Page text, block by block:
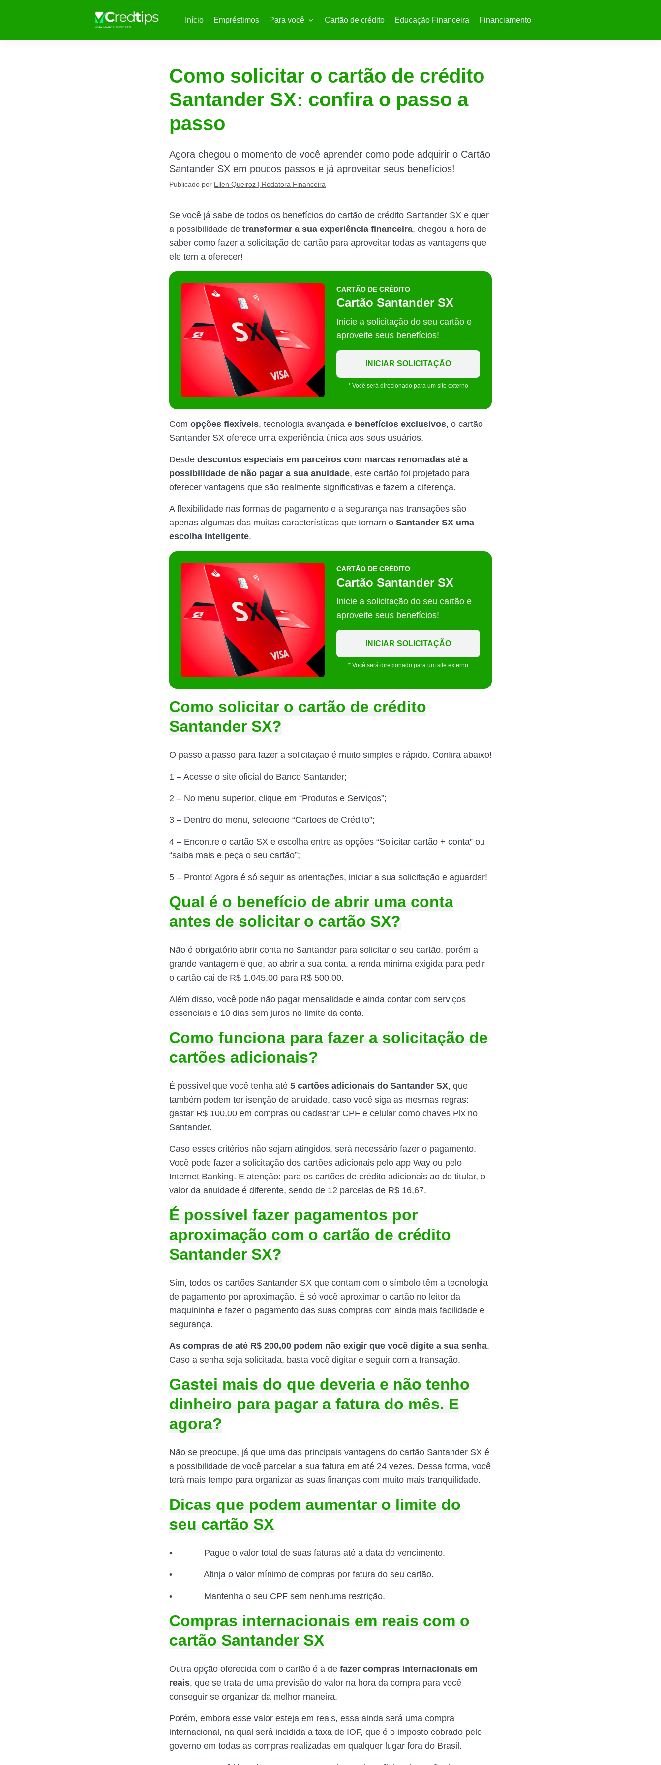
Início Empréstimos Para você Cartão de crédito Educação Financeira Financiamento
Como solicitar o cartão de crédito
Santander SX: confira o passo a
passo
Agora chegou o momento de você aprender como pode adquirir o Cartão
Santander SX em poucos passos e já aproveitar seus benefícios!
Publicado por Ellen Queiroz | Redatora Financeira
Se você já sabe de todos os benefícios do cartão de crédito Santander SX e quer
a possibilidade de transformar a sua experiência financeira, chegou a hora de
saber como fazer a solicitação do cartão para aproveitar todas as vantagens que
ele tem a oferecer!
CARTÃO DE CRÉDITO
Cartão Santander SX
Inicie a solicitação do seu cartão e
aproveite seus benefícios!
INICIAR SOLICITAÇÃO
* Você será direcionado para um site externo
Com opções flexíveis, tecnologia avançada e benefícios exclusivos, o cartão
Santander SX oferece uma experiência única aos seus usuários.
Desde descontos especiais em parceiros com marcas renomadas até a
possibilidade de não pagar a sua anuidade, este cartão foi projetado para
oferecer vantagens que são realmente significativas e fazem a diferença.
A flexibilidade nas formas de pagamento e a segurança nas transações são
apenas algumas das muitas características que tornam o Santander SX uma
escolha inteligente.
CARTÃO DE CRÉDITO
Cartão Santander SX
Inicie a solicitação do seu cartão e
aproveite seus benefícios!
INICIAR SOLICITAÇÃO
* Você será direcionado para um site externo
Como solicitar o cartão de crédito
Santander SX?
O passo a passo para fazer a solicitação é muito simples e rápido. Confira abaixo!
1 – Acesse o site oficial do Banco Santander;
2 – No menu superior, clique em “Produtos e Serviços”;
3 – Dentro do menu, selecione “Cartões de Crédito”;
4 – Encontre o cartão SX e escolha entre as opções “Solicitar cartão + conta” ou
“saiba mais e peça o seu cartão”;
5 – Pronto! Agora é só seguir as orientações, iniciar a sua solicitação e aguardar!
Qual é o benefício de abrir uma conta
antes de solicitar o cartão SX?
Não é obrigatório abrir conta no Santander para solicitar o seu cartão, porém a
grande vantagem é que, ao abrir a sua conta, a renda mínima exigida para pedir
o cartão cai de R$ 1.045,00 para R$ 500,00.
Além disso, você pode não pagar mensalidade e ainda contar com serviços
essenciais e 10 dias sem juros no limite da conta.
Como funciona para fazer a solicitação de
cartões adicionais?
É possível que você tenha até 5 cartões adicionais do Santander SX, que
também podem ter isenção de anuidade, caso você siga as mesmas regras:
gastar R$ 100,00 em compras ou cadastrar CPF e celular como chaves Pix no
Santander.
Caso esses critérios não sejam atingidos, será necessário fazer o pagamento.
Você pode fazer a solicitação dos cartões adicionais pelo app Way ou pelo
Internet Banking. E atenção: para os cartões de crédito adicionais ao do titular, o
valor da anuidade é diferente, sendo de 12 parcelas de R$ 16,67.
É possível fazer pagamentos por
aproximação com o cartão de crédito
Santander SX?
Sim, todos os cartões Santander SX que contam com o símbolo têm a tecnologia
de pagamento por aproximação. É só você aproximar o cartão no leitor da
maquininha e fazer o pagamento das suas compras com ainda mais facilidade e
segurança.
As compras de até R$ 200,00 podem não exigir que você digite a sua senha.
Caso a senha seja solicitada, basta você digitar e seguir com a transação.
Gastei mais do que deveria e não tenho
dinheiro para pagar a fatura do mês. E
agora?
Não se preocupe, já que uma das principais vantagens do cartão Santander SX é
a possibilidade de você parcelar a sua fatura em até 24 vezes. Dessa forma, você
terá mais tempo para organizar as suas finanças com muito mais tranquilidade.
Dicas que podem aumentar o limite do
seu cartão SX
• Pague o valor total de suas faturas até a data do vencimento.
• Atinja o valor mínimo de compras por fatura do seu cartão.
• Mantenha o seu CPF sem nenhuma restrição.
Compras internacionais em reais com o
cartão Santander SX
Outra opção oferecida com o cartão é a de fazer compras internacionais em
reais, que se trata de uma previsão do valor na hora da compra para você
conseguir se organizar da melhor maneira.
Porém, embora esse valor esteja em reais, essa ainda será uma compra
internacional, na qual será incidida a taxa de IOF, que é o imposto cobrado pelo
governo em todas as compras realizadas em qualquer lugar fora do Brasil.